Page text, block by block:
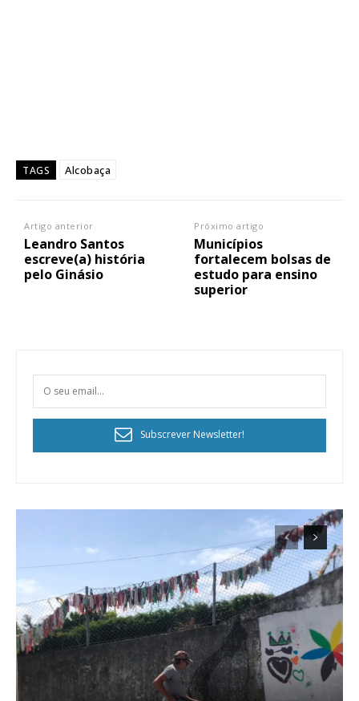
TAGS Alcobaça
Artigo anterior
Leandro Santos
escreve(a) história
pelo Ginásio
Próximo artigo
Municípios
fortalecem bolsas de
estudo para ensino
superior
Subscrever Newsletter!